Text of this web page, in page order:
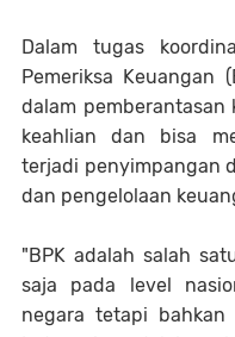
Dalam tugas
Pemeriksa Keuangan
dalam pemberantasan
keahlian dan bisa
terjadi penyimpangan
dan pengelolaan
"BPK adalah salah
saja pada level
negara tetapi bahkan